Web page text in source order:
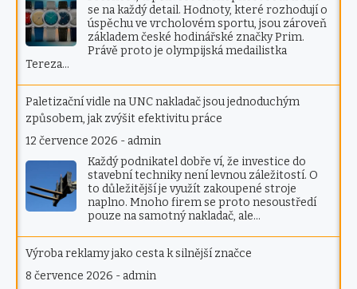
se na každý detail. Hodnoty, které rozhodují o
úspěchu ve vrcholovém sportu, jsou zároveň
základem české hodinářské značky Prim.
Právě proto je olympijská medailistka
Tereza…
Paletizační vidle na UNC nakladač jsou jednoduchým
způsobem, jak zvýšit efektivitu práce
12 července 2026 - admin
Každý podnikatel dobře ví, že investice do
stavební techniky není levnou záležitostí. O
to důležitější je využít zakoupené stroje
naplno. Mnoho firem se proto nesoustředí
pouze na samotný nakladač, ale…
Výroba reklamy jako cesta k silnější značce
8 července 2026 - admin